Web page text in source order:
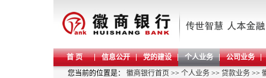
首 页 信息公开 党的建设 个人业务
公司业务
您当前的位置是： 徽商银行首页 >> 个人业务 >> 贷款业务 >>